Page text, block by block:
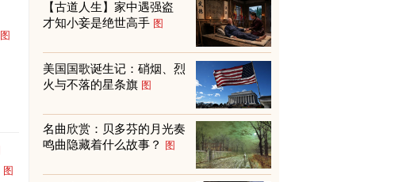
图
图
【古道人生】家中遇强盗
才知小妾是绝世高手 图
美国国歌诞生记：硝烟、烈
火与不落的星条旗 图
名曲欣赏：贝多芬的月光奏
鸣曲隐藏着什么故事？
图